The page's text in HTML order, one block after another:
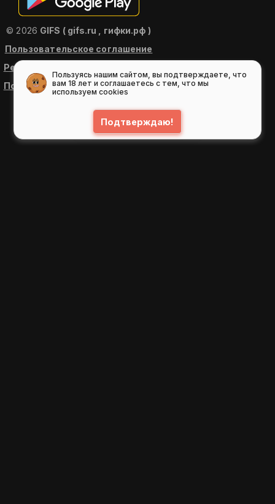
© 2026 GIFS ( gifs.ru , гифки.рф )
Пользовательское соглашение
Рекомендательные технологии
Политика конфиденциальности
Пользуясь нашим сайтом, вы подтверждаете, что
вам 18 лет и соглашаетесь с тем, что мы
используем cookies
Подтверждаю!